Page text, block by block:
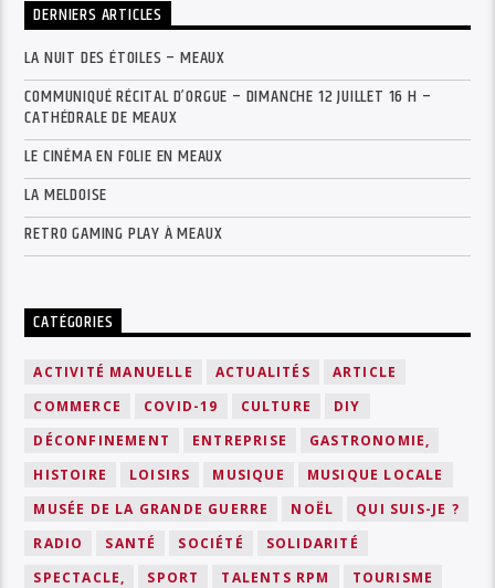
DERNIERS ARTICLES
LA NUIT DES ÉTOILES – MEAUX
COMMUNIQUÉ RÉCITAL D’ORGUE – DIMANCHE 12 JUILLET 16 H –
CATHÉDRALE DE MEAUX
LE CINÉMA EN FOLIE EN MEAUX
LA MELDOISE
RETRO GAMING PLAY À MEAUX
CATÉGORIES
ACTIVITÉ MANUELLE ACTUALITÉS
ARTICLE
COMMERCE
COVID-19 CULTURE
DIY
DÉCONFINEMENT
ENTREPRISE
GASTRONOMIE,
HISTOIRE
LOISIRS MUSIQUE
MUSIQUE LOCALE
MUSÉE DE LA GRANDE GUERRE
NOËL
QUI SUIS-JE ?
RADIO
SANTÉ SOCIÉTÉ
SOLIDARITÉ
SPECTACLE,
SPORT TALENTS RPM
TOURISME